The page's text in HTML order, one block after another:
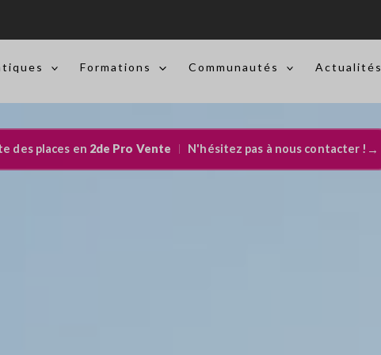
Formations Communautés Actualités
des places en 2de Pro Vente N'hésitez pas à nous contacter ! →